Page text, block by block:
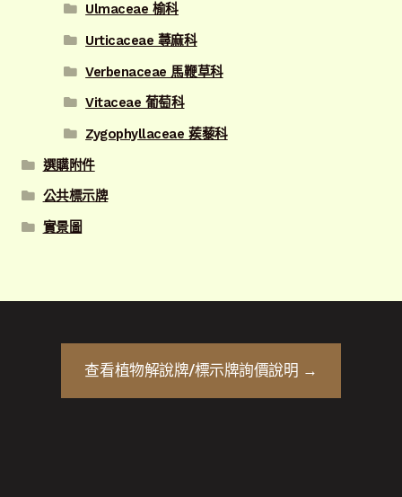
Ulmaceae 榆科
Urticaceae 蕁麻科
Verbenaceae 馬鞭草科
Vitaceae 葡萄科
Zygophyllaceae 蒺藜科
選購附件
公共標示牌
實景圖
查看植物解說牌/標示牌詢價說明 →